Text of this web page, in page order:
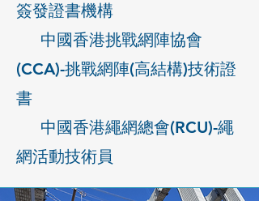
簽發證書機構
中國香港挑戰網陣協會
(CCA)-挑戰網陣(高結構)技術證
書
中國香港繩網總會(RCU)-繩
網活動技術員